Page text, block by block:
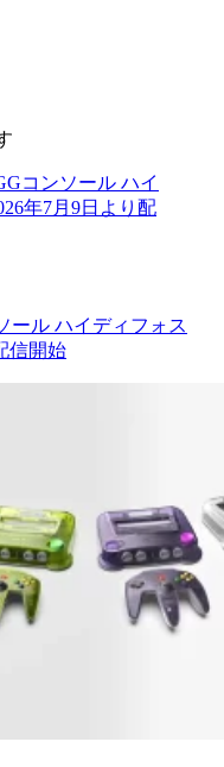
ール ハイディフォス
信開始